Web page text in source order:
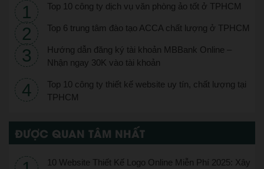
Top 10 công ty dịch vụ văn phòng ảo tốt ở TPHCM
Top 6 trung tâm đào tạo ACCA chất lượng ở TPHCM
Hướng dẫn đăng ký tài khoản MBBank Online –
Nhận ngay 30K vào tài khoản
Top 10 công ty thiết kế website uy tín, chất lượng tại
TPHCM
ĐƯỢC QUAN TÂM NHẤT
10 Website Thiết Kế Logo Online Miễn Phí 2025: Xây